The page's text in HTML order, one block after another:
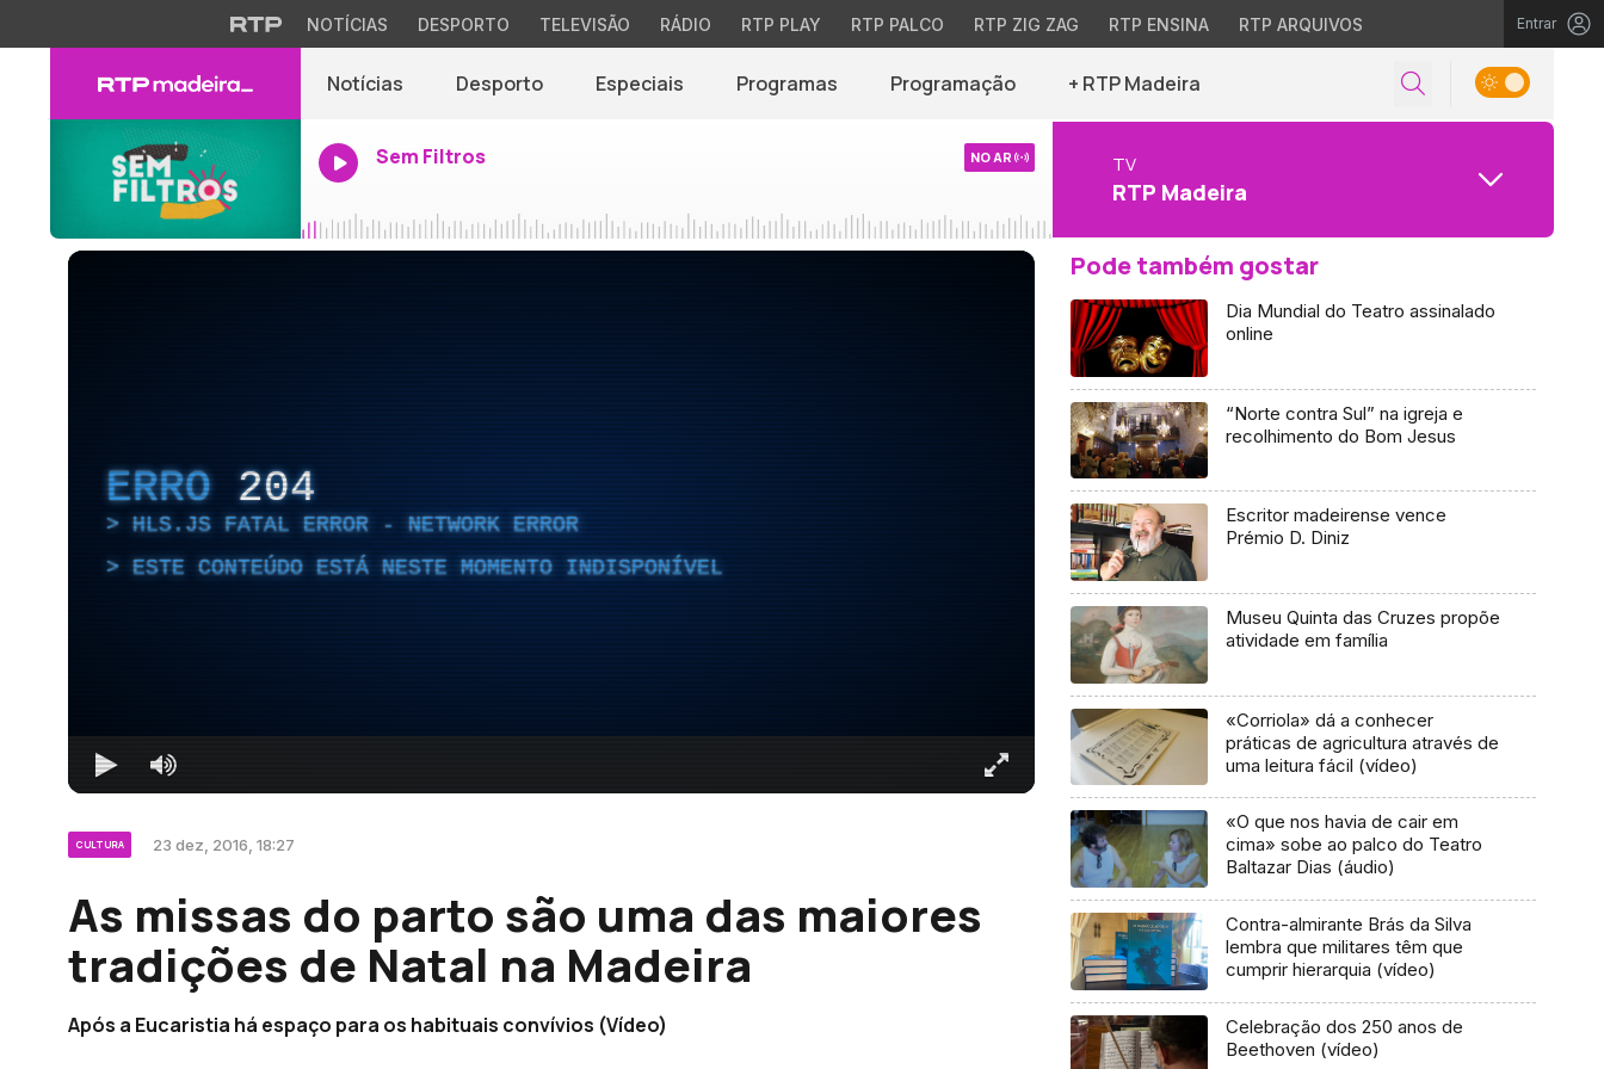
NOTÍCIAS DESPORTO TELEVISÃO RÁDIO RTP PLAY RTP PALCO RTP ZIG ZAG RTP ENSINA RTP ARQUIVOS Entrar
Notícias Desporto Especiais Programas Programação + RTP Madeira
Sem Filtros NO AR TV
RTP Madeira
ERRO 204
HLS.JS FATAL ERROR - NETWORK ERROR
ESTE CONTEÚDO ESTÁ NESTE MOMENTO INDISPONÍVEL
CULTURA 23 dez, 2016, 18:27
As missas do parto são uma das maiores
tradições de Natal na Madeira
Após a Eucaristia há espaço para os habituais convívios (Vídeo)
Pode também gostar
Dia Mundial do Teatro assinalado
online
“Norte contra Sul” na igreja e
recolhimento do Bom Jesus
Escritor madeirense vence
Prémio D. Diniz
Museu Quinta das Cruzes propõe
atividade em família
«Corriola» dá a conhecer
práticas de agricultura através de
uma leitura fácil (vídeo)
«O que nos havia de cair em
cima» sobe ao palco do Teatro
Baltazar Dias (áudio)
Contra-almirante Brás da Silva
lembra que militares têm que
cumprir hierarquia (vídeo)
Celebração dos 250 anos de
Beethoven (vídeo)